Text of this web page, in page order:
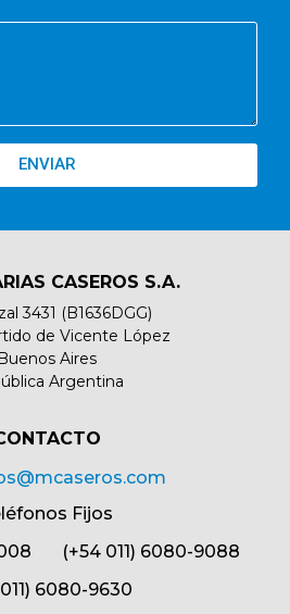
ENVIAR
CASEROS S.A.
3431 (B1636DGG)
de Vicente López
Buenos Aires
Argentina
Fijos
(+54 011) 6080-9088
6080-9630